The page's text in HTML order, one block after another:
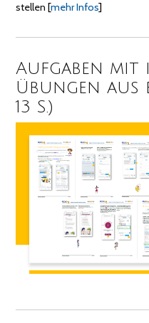
stellen [mehr Infos]
Aufgaben mit
Übungen aus
13 S.)